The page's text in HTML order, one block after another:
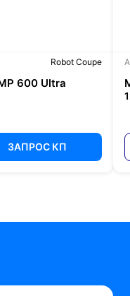
Robot Coupe
600 Ultra
ЗАПРОС КП